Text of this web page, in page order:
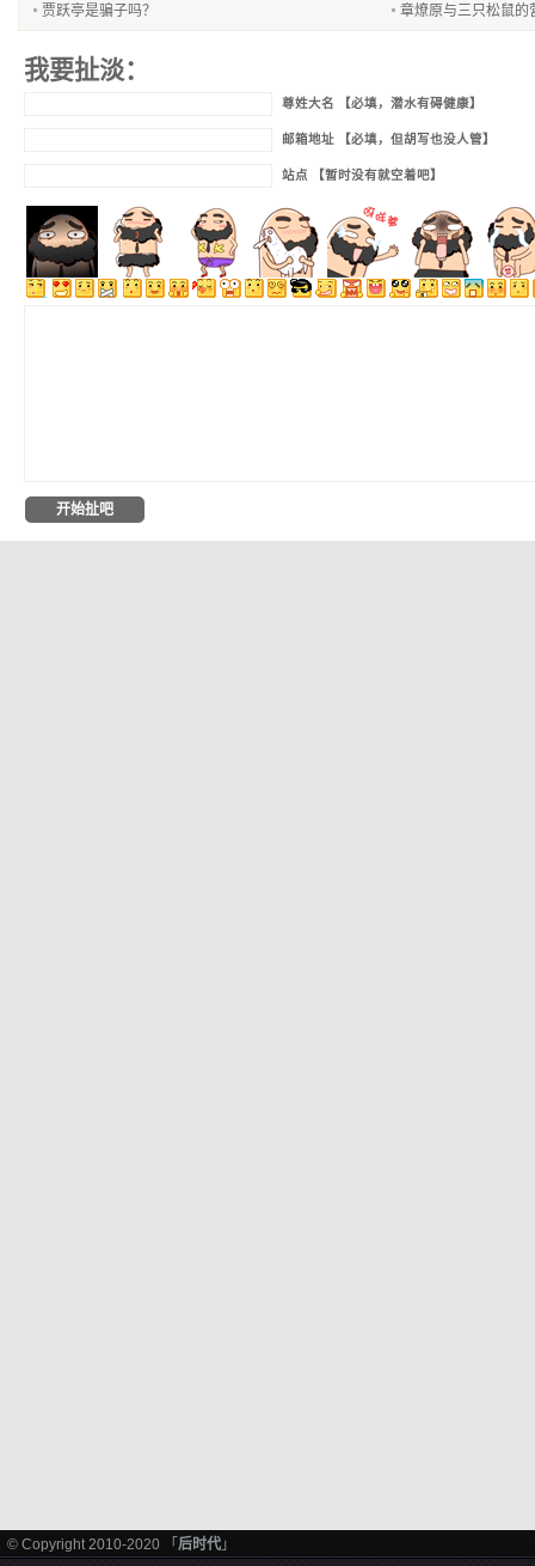
贾跃亭是骗子吗？
章燎原与三只松鼠的
我要扯淡：
尊姓大名 【必填，潜水有碍健康】
邮箱地址 【必填，但胡写也没人管】
站点 【暂时没有就空着吧】
© Copyright 2010-2020 「 后时代 」